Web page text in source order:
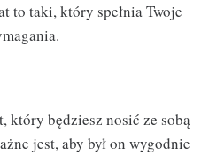
to taki, który spełnia Twoje
który będziesz nosić ze sobą
jest, aby był on wygodnie